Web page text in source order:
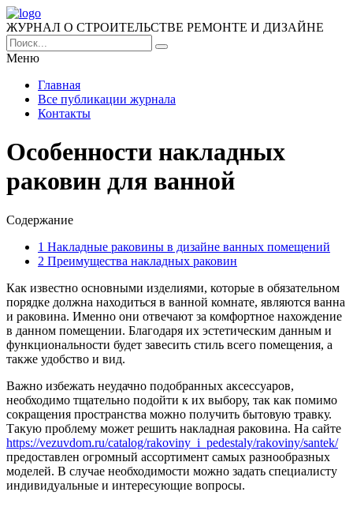
ЖУРНАЛ О СТРОИТЕЛЬСТВЕ РЕМОНТЕ И ДИЗАЙНЕ
Меню
Главная
Все публикации журнала
Контакты
Особенности накладных
раковин для ванной
Содержание
1 Накладные раковины в дизайне ванных помещений
2 Преимущества накладных раковин
Как известно основными изделиями, которые в обязательном
порядке должна находиться в ванной комнате, являются ванна
и раковина. Именно они отвечают за комфортное нахождение
в данном помещении. Благодаря их эстетическим данным и
функциональности будет завесить стиль всего помещения, а
также удобство и вид.
Важно избежать неудачно подобранных аксессуаров,
необходимо тщательно подойти к их выбору, так как помимо
сокращения пространства можно получить бытовую травку.
Такую проблему может решить накладная раковина. На сайте
https://vezuvdom.ru/catalog/rakoviny_i_pedestaly/rakoviny/santek/
предоставлен огромный ассортимент самых разнообразных
моделей. В случае необходимости можно задать специалисту
индивидуальные и интересующие вопросы.